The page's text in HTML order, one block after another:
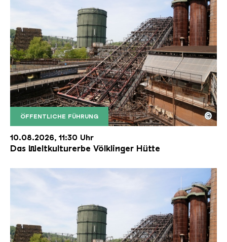
ÖFFENTLICHE FÜHRUNG
Der Erzschrägaufzug der Völklinger Hütte mit
Copyright: Weltkulturerbe Völklinger Hütte | Karl
©
10.08.2026, 11:30 Uhr
Das Weltkulturerbe Völklinger Hütte